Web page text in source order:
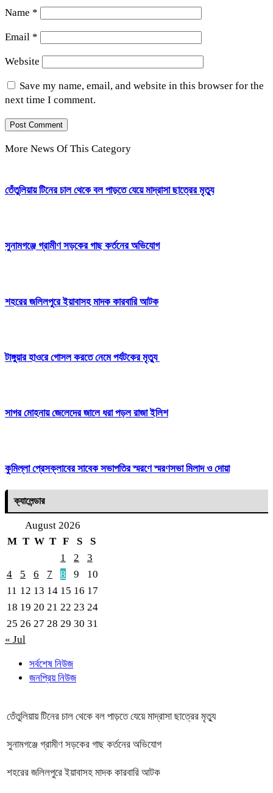
Name *
Email *
Website
Save my name, email, and website in this browser for the
next time I comment.
More News Of This Category
তেঁতুলিয়ায় টিনের চাল থেকে বল পাড়তে যেয়ে মাদ্রাসা ছাত্রের মৃত্যু
সুনামগঞ্জে গ্রামীণ সড়কের গাছ কর্তনের অভিযোগ
শহরের জলিলপুরে ইয়াবাসহ মাদক কারবারি আটক
টাঙ্গুয়ার হাওরে গোসল করতে নেমে পর্যটকের মৃত্যু
সাগর মোহনায় জেলেদের জালে ধরা পড়ল রাজা ইলিশ
কুমিল্লা প্রেসক্লাবের সাবেক সভাপতির স্মরণে স্মরণসভা মিলাদ ও দোয়া
ক্যালেন্ডার
August 2026
M T W T F S
S
1
2
3
4
5 6 7 8 9
10
11 12 13 14 15 16 17
18 19 20 21 22 23 24
25 26 27 28 29 30 31
« Jul
সর্বশেষ নিউজ
জনপ্রিয় নিউজ
তেঁতুলিয়ায় টিনের চাল থেকে বল পাড়তে যেয়ে মাদ্রাসা ছাত্রের মৃত্যু
সুনামগঞ্জে গ্রামীণ সড়কের গাছ কর্তনের অভিযোগ
শহরের জলিলপুরে ইয়াবাসহ মাদক কারবারি আটক